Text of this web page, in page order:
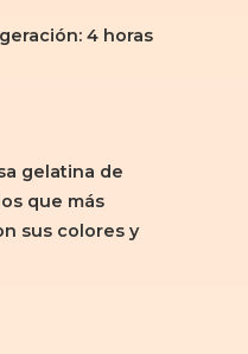
4 horas
gelatina de
que más
sus colores y